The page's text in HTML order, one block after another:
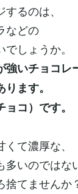
るのは、
などの
しょうか。
いチョコレ
ます。
コ）です。
て濃厚な、
いのではな
てませんか